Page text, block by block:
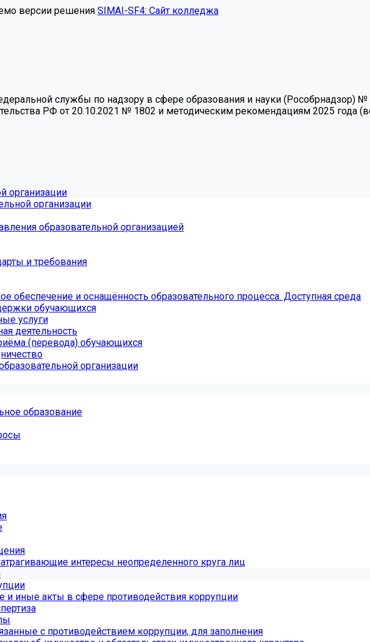
версии решения SIMAI-SF4: Сайт колледжа
службы по надзору в сфере образования и науки (Рособрнадзор)
РФ от 20.10.2021 № 1802 и методическим рекомендациям 2025 года
организации
организации
образовательной организацией
и требования
обеспечение и оснащённость образовательного процесса. Доступная среда
обучающихся
услуги
деятельность
(перевода) обучающихся
организации
образование
интересы неопределенного круга лиц
иные акты в сфере противодействия коррупции
с противодействием коррупции, для заполнения